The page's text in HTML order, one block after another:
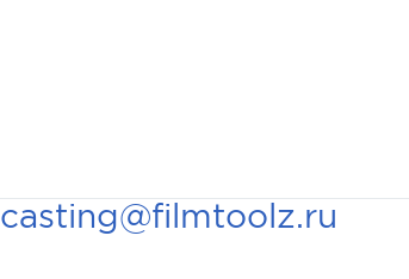
casting@filmtoolz.ru